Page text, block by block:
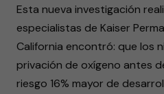
Esta nueva investigación
especialistas de Kaiser
California encontró: que los
privación de oxígeno antes
riesgo 16% mayor de